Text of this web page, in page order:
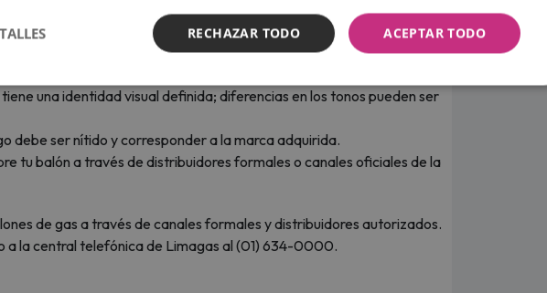
Si presenta señales de manipulación, no lo aceptes.
visible en el asa o en la parte superior del balón.
una identidad visual definida; diferencias en los tonos pueden ser
debe ser nítido y corresponder a la marca adquirida.
tu balón a través de distribuidores formales o canales oficiales de la
de gas a través de canales formales y distribuidores autorizados.
a la central telefónica de Limagas al (01) 634-0000.
ACEPTAR TODO
RECHAZAR TODO